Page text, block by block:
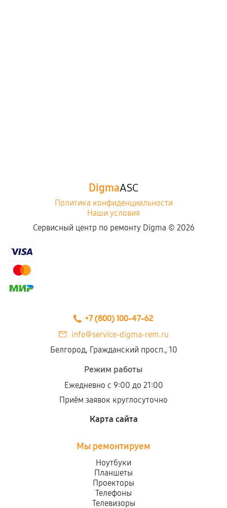
DigmaASC
Политика конфиденциальности
Наши условия
Сервисный центр по ремонту Digma © 2026
+7 (800) 100-47-62
info@service-digma-rem.ru
Белгород, Гражданский просп., 10
Режим работы
Ежедневно с 9:00 до 21:00
Приём заявок круглосуточно
Карта сайта
Мы ремонтируем
Ноутбуки
Планшеты
Проекторы
Телефоны
Телевизоры